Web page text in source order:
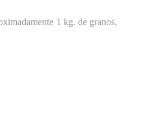
1 kg. de granos,